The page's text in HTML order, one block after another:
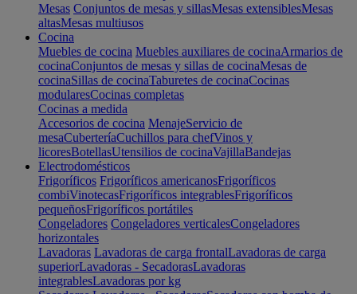
Mesas Conjuntos de mesas y sillasMesas extensiblesMesas
altasMesas multiusos
Cocina
Muebles de cocina Muebles auxiliares de cocinaArmarios de
cocinaConjuntos de mesas y sillas de cocinaMesas de
cocinaSillas de cocinaTaburetes de cocinaCocinas
modularesCocinas completas
Cocinas a medida
Accesorios de cocina MenajeServicio de
mesaCuberteríaCuchillos para chefVinos y
licoresBotellasUtensilios de cocinaVajillaBandejas
Electrodomésticos
Frigoríficos Frigoríficos americanosFrigoríficos
combiVinotecasFrigoríficos integrablesFrigoríficos
pequeñosFrigoríficos portátiles
Congeladores Congeladores verticalesCongeladores
horizontales
Lavadoras Lavadoras de carga frontalLavadoras de carga
superiorLavadoras - SecadorasLavadoras
integrablesLavadoras por kg